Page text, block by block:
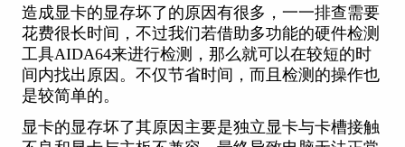
造成显卡的显存坏了的原因有很多，一一排查需要
花费很长时间，不过我们若借助多功能的硬件检测
工具AIDA64来进行检测，那么就可以在较短的时
间内找出原因。不仅节省时间，而且检测的操作也
是较简单的。
显卡的显存坏了其原因主要是独立显卡与卡槽接触